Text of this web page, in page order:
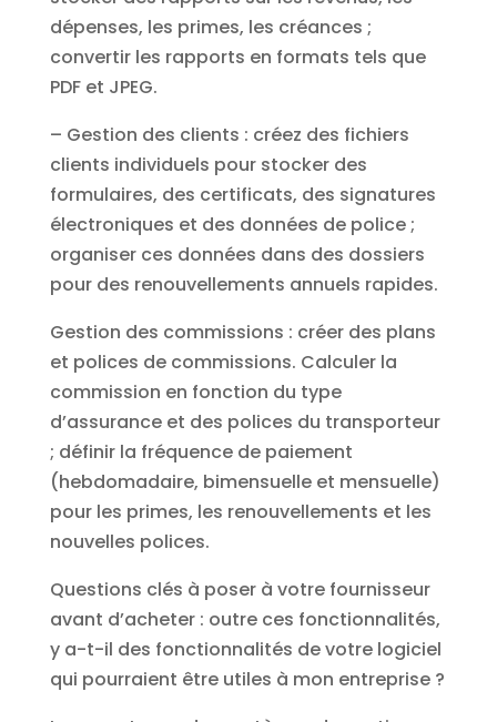
dépenses, les primes, les créances ;
convertir les rapports en formats tels que
PDF et JPEG.
– Gestion des clients : créez des fichiers
clients individuels pour stocker des
formulaires, des certificats, des signatures
électroniques et des données de police ;
organiser ces données dans des dossiers
pour des renouvellements annuels rapides.
Gestion des commissions : créer des plans
et polices de commissions. Calculer la
commission en fonction du type
d’assurance et des polices du transporteur
; définir la fréquence de paiement
(hebdomadaire, bimensuelle et mensuelle)
pour les primes, les renouvellements et les
nouvelles polices.
Questions clés à poser à votre fournisseur
avant d’acheter : outre ces fonctionnalités,
y a-t-il des fonctionnalités de votre logiciel
qui pourraient être utiles à mon entreprise ?